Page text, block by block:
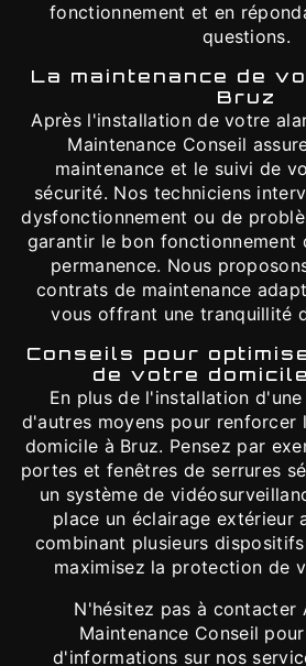
fonctionnement et en
questions.
La maintenance de
Bruz
Après l'installation de votre
Maintenance Conseil
maintenance et le suivi de
sécurité. Nos techniciens
dysfonctionnement ou de
garantir le bon fonctionnement
permanence. Nous
contrats de maintenance
vous offrant une tranquillité
Conseils pour
de votre
En plus de l'installation
d'autres moyens pour renforcer
domicile à Bruz. Pensez par
portes et fenêtres de serrures
un système de
place un éclairage extérieur
combinant plusieurs
maximisez la protection de
N'hésitez pas à contacter
Maintenance Conseil
d'informations sur nos